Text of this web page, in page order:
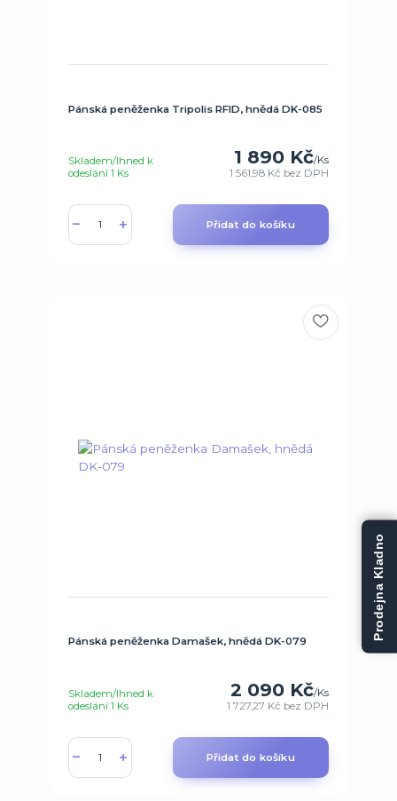
Pánská peněženka Tripolis RFID, hnědá DK-085
1 890 Kč/Ks
1 561,98 Kč bez DPH
Skladem/Ihned k
odeslání 1 Ks
Přidat do košíku
Pánská peněženka Damašek, hnědá DK-079
2 090 Kč/Ks
1 727,27 Kč bez DPH
Skladem/Ihned k
odeslání 1 Ks
Přidat do košíku
Prodejna Kladno